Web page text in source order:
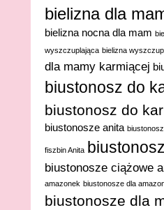
bielizna dla
bielizna nocna dla mam
wyszczuplająca bielizna
dla mamy karmiącej
biustonosz do
biustonosz do
biustonosze anita
fiszbin Anita
biustonosze ciążowe
amazonek biustonosze dla
biustonosze dla